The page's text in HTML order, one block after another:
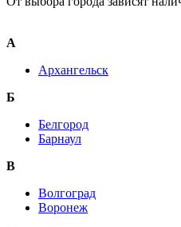
А
Архангельск
Б
Белгород
Барнаул
В
Волгоград
Воронеж